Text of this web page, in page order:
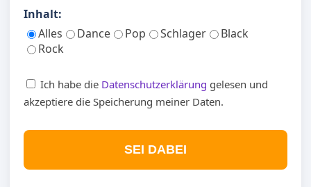
Inhalt:
Alles
Dance Pop Schlager
Black
Rock
Ich habe die Datenschutzerklärung gelesen und
akzeptiere die Speicherung meiner Daten.
SEI DABEI